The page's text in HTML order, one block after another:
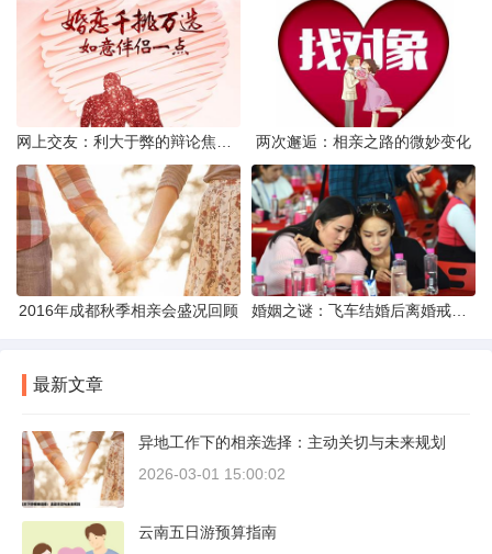
两次邂逅：相亲之路的微妙变化
2016年成都秋季相亲会盛况回顾
最新文章
异地工作下的相亲选择：主动关切与未来规划
2026-03-01 15:00:02
云南五日游预算指南